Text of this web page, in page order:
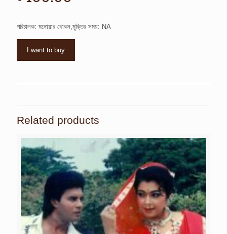
পরিচালক: মনোয়ার খোকন,মুক্তির সময়: NA
I want to buy
Related products